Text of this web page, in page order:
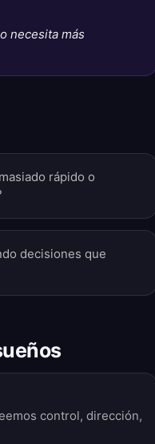
necesita más
rápido o
decisiones que
control, dirección,